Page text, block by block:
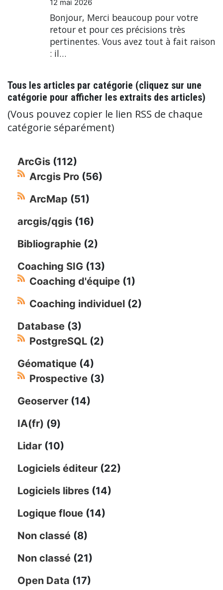
12 mai 2026
Bonjour, Merci beaucoup pour votre
retour et pour ces précisions très
pertinentes. Vous avez tout à fait raison
: il…
Tous les articles par catégorie (cliquez sur une
catégorie pour afficher les extraits des articles)
(Vous pouvez copier le lien RSS de chaque
catégorie séparément)
ArcGis (112)
Arcgis Pro (56)
ArcMap (51)
arcgis/qgis (16)
Bibliographie (2)
Coaching SIG (13)
Coaching d'équipe (1)
Coaching individuel (2)
Database (3)
PostgreSQL (2)
Géomatique (4)
Prospective (3)
Geoserver (14)
IA(fr) (9)
Lidar (10)
Logiciels éditeur (22)
Logiciels libres (14)
Logique floue (14)
Non classé (8)
Non classé (21)
Open Data (17)